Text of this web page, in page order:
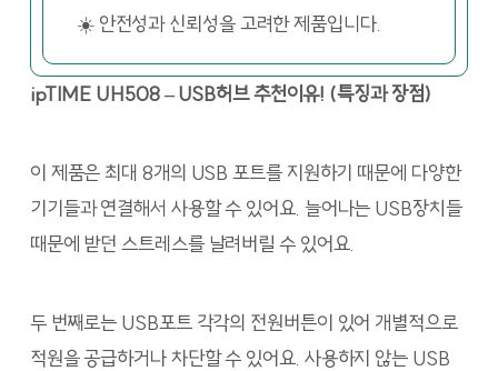
☀️ 안전성과 신뢰성을 고려한 제품입니다.
ipTIME UH508 – USB허브 추천이유! (특징과 장점)
이 제품은 최대 8개의 USB 포트를 지원하기 때문에 다양한
기기들과 연결해서 사용할 수 있어요. 늘어나는 USB장치들
때문에 받던 스트레스를 날려버릴 수 있어요.
두 번째로는 USB포트 각각의 전원버튼이 있어 개별적으로
적원을 공급하거나 차단할 수 있어요. 사용하지 않는 USB